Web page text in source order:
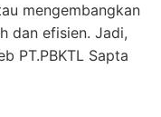
mengembangkan
dan efisien. Jadi,
PT.PBKTL Sapta